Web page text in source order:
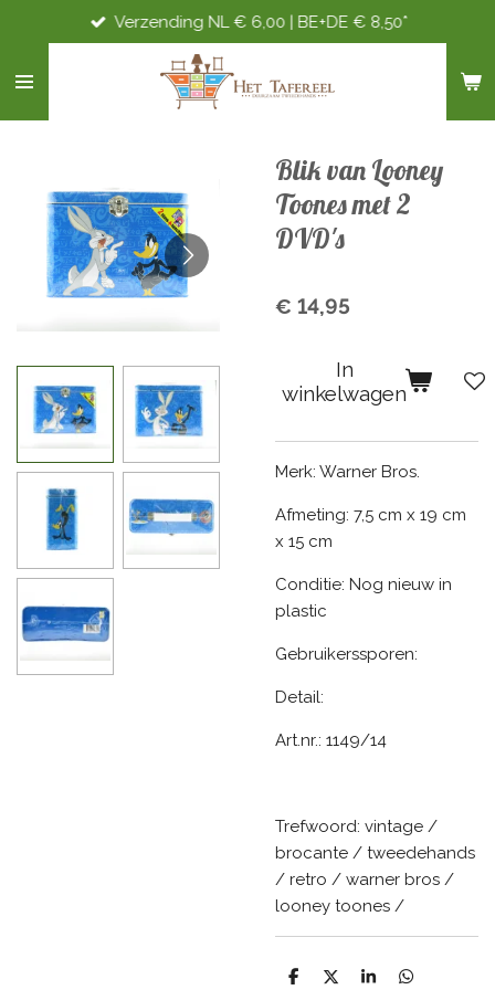
direct
naar
Verzending NL € 6,00 | BE+DE € 8,50*
Blik van Looney
Toones met 2
DVD's
€ 14,95
In
winkelwagen
Merk: Warner Bros.
Afmeting: 7,5 cm x 19 cm
x 15 cm
Conditie: Nog nieuw in
plastic
Gebruikerssporen:
Detail:
Art.nr.: 1149/14
Trefwoord: vintage /
brocante / tweedehands
/ retro / warner bros /
looney toones /
D D S D